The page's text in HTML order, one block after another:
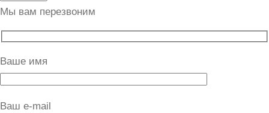
Мы вам перезвоним
Ваше имя
Ваш e-mail